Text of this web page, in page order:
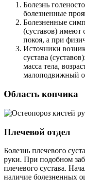
Болезнь
болезненные
Болезненные
(суставов) имеют
покоя, а при
Источники
сустава
масса тела,
малоподвижный
Область копчика
Плечевой отдел
Болезнь плечевого
руки. При подобном
плечевого сустава.
наличие болезненных